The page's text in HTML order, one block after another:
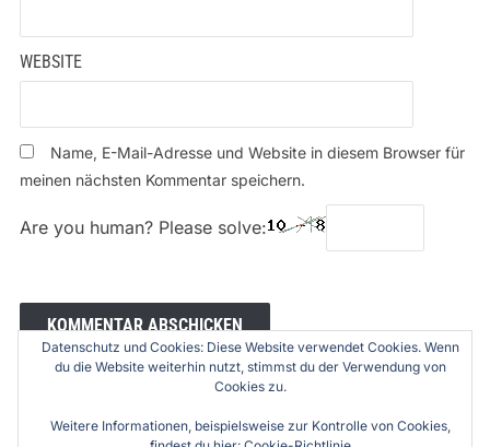
WEBSITE
Name, E-Mail-Adresse und Website in diesem Browser für
meinen nächsten Kommentar speichern.
Are you human? Please solve:
Datenschutz und Cookies: Diese Website verwendet Cookies. Wenn
du die Website weiterhin nutzt, stimmst du der Verwendung von
Cookies zu.
Weitere Informationen, beispielsweise zur Kontrolle von Cookies,